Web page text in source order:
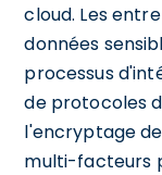
cloud. Les
données
processus
de protocoles
l'encryptage
multi-facteurs